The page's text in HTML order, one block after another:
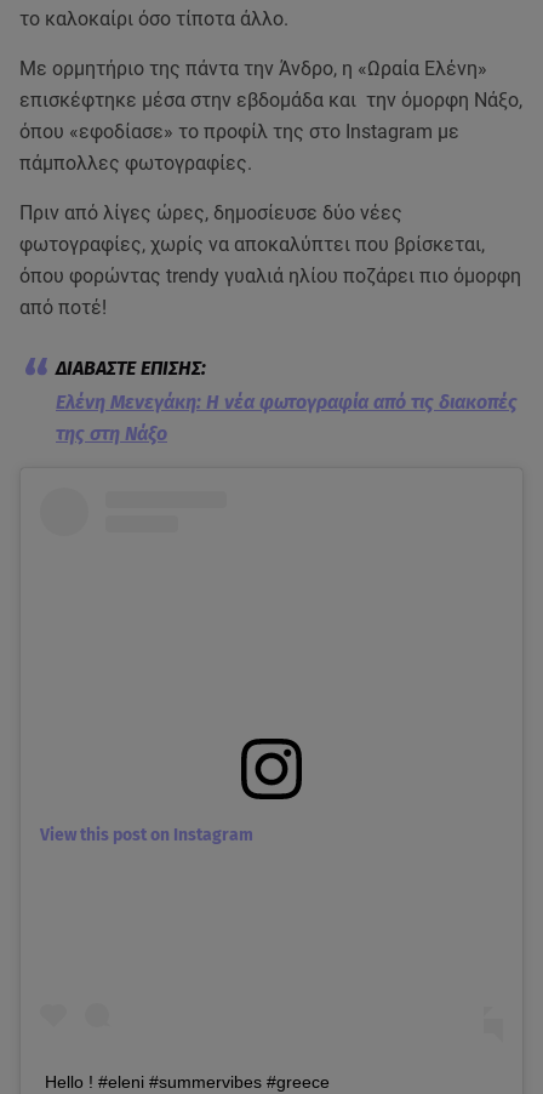
το καλοκαίρι όσο τίποτα άλλο.
Με ορμητήριο της πάντα την Άνδρο, η «Ωραία Ελένη»
επισκέφτηκε μέσα στην εβδομάδα και την όμορφη Νάξο,
όπου «εφοδίασε» το προφίλ της στο Instagram με
πάμπολλες φωτογραφίες.
Πριν από λίγες ώρες, δημοσίευσε δύο νέες
φωτογραφίες, χωρίς να αποκαλύπτει που βρίσκεται,
όπου φορώντας trendy γυαλιά ηλίου ποζάρει πιο όμορφη
από ποτέ!
Ελένη Μενεγάκη: Η νέα φωτογραφία από τις διακοπές
της στη Νάξο
View this post on Instagram
Hello ! #eleni #summervibes #greece